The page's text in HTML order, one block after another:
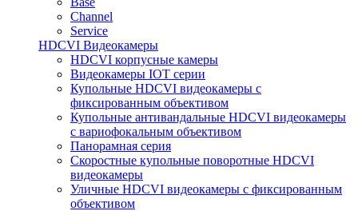
Channel
Service
HDCVI Видеокамеры
HDCVI корпусные камеры
Видеокамеры IOT серии
Купольные HDCVI видеокамеры с
фиксированным объективом
Купольные антивандальные HDCVI видеокамеры
с вариофокальным объективом
Панорамная серия
Скоростные купольные поворотные HDCVI
видеокамеры
Уличные HDCVI видеокамеры с фиксированным
объективом